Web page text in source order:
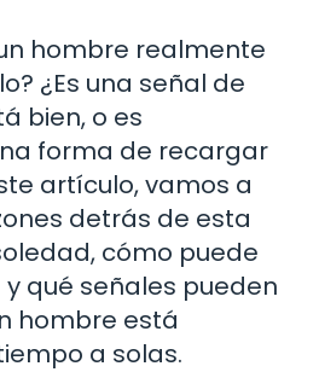
hombre realmente
¿Es una señal de
bien, o es
forma de recargar
artículo, vamos a
detrás de esta
cómo puede
qué señales pueden
hombre está
a solas.